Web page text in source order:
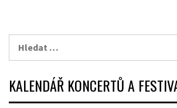
KALENDÁŘ KONCERTŮ A